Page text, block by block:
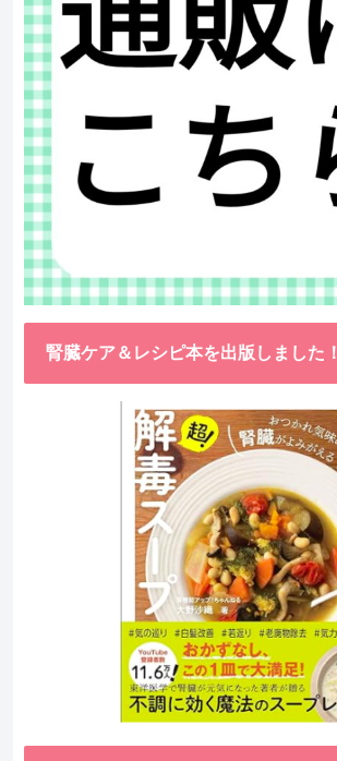
腎臓ケア＆レシピ本を出版しました！